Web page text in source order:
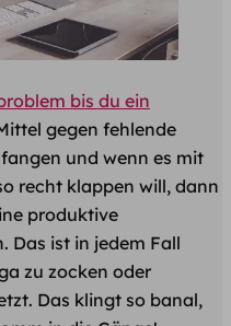
bis du ein
gegen fehlende
und wenn es mit
recht klappen will, dann
produktive
Das ist in jedem Fall
zu zocken oder
Das klingt so banal,